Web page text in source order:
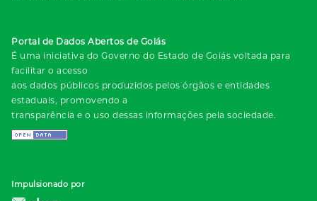
Portal de Dados Abertos de Goiás
É uma iniciativa do Governo do Estado de Goiás voltada para
facilitar o acesso
aos dados públicos produzidos pelos órgãos e entidades
estaduais, promovendo a
transparência e o uso dessas informações pela sociedade.
Impulsionado por